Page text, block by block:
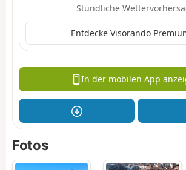
Stündliche
Entdecke Visorando
In der mobilen App
Fotos